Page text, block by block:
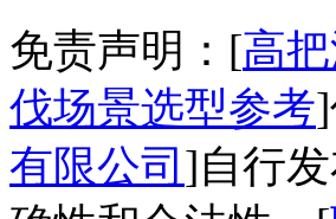
免责声明：[高
伐场景选型参考
有限公司 ]自行